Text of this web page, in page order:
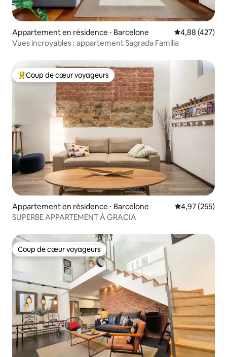
Appartement en résidence ⋅ Barcelone Évaluation
4,88 (427)
Vues incroyables : appartement Sagrada Familia
Coups de cœur voyageurs les plus appréciés
Coup de cœur voyageurs
Appartement en résidence ⋅ Barcelone Évaluation
4,97 (255)
SUPERBE APPARTEMENT À GRACIA
Coup de cœur voyageurs
Coup de cœur voyageurs